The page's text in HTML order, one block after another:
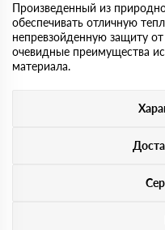
Произведенный из
обеспечивать отличную
непревзойденную защиту
очевидные преимущества
материала.